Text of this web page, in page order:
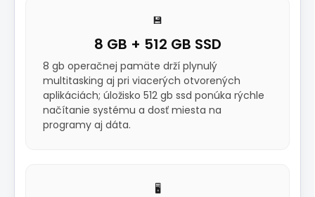
💾
8 GB + 512 GB SSD
8 gb operačnej pamäte drží plynulý
multitasking aj pri viacerých otvorených
aplikáciách; úložisko 512 gb ssd ponúka rýchle
načítanie systému a dosť miesta na
programy aj dáta.
🖥️